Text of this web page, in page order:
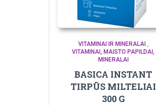
VITAMINAI IR MINERALAI ,
VITAMINAI, MAISTO PAPILDAI,
MINERALAI
BASICA INSTANT
TIRPŪS MILTELIAI
300 G